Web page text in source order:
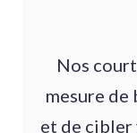
Nos
mesure
et de cibler